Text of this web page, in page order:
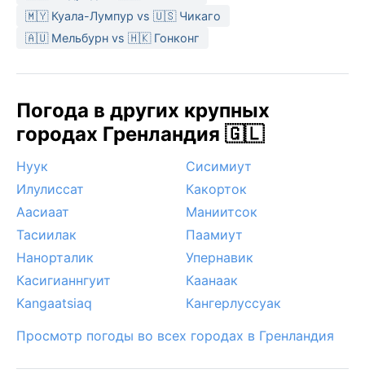
🇲🇾 Куала-Лумпур vs 🇺🇸 Чикаго
🇦🇺 Мельбурн vs 🇭🇰 Гонконг
Погода в других крупных
городах Гренландия 🇬🇱
Нуук
Сисимиут
Илулиссат
Какорток
Аасиаат
Маниитсок
Тасиилак
Паамиут
Нанорталик
Упернавик
Касигианнгуит
Каанаак
Kangaatsiaq
Кангерлуссуак
Просмотр погоды во всех городах в Гренландия